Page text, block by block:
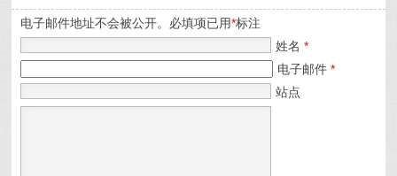
电子邮件地址不会被公开。必填项已用*标注
姓名*
电子邮件*
站点